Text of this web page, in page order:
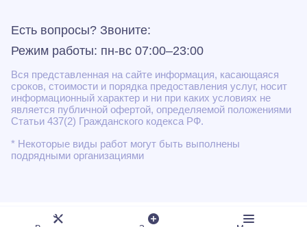
Есть вопросы? Звоните:
Режим работы: пн-вс 07:00–23:00
Вся представленная на сайте информация, касающаяся
сроков, стоимости и порядка предоставления услуг, носит
информационный характер и ни при каких условиях не
является публичной офертой, определяемой положениями
Статьи 437(2) Гражданского кодекса РФ.
* Некоторые виды работ могут быть выполнены
подрядными организациями